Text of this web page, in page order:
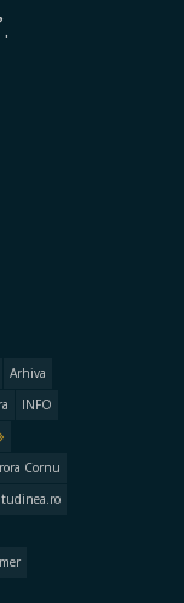
Arhiva
INFO
Cornu